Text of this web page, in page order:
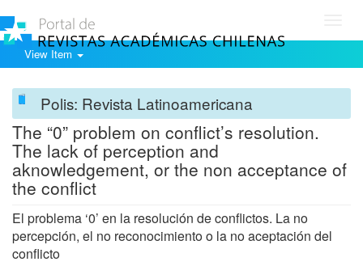
View Item
Polis: Revista Latinoamericana
The “0” problem on conflict’s resolution.
The lack of perception and
aknowledgement, or the non acceptance of
the conflict
El problema ‘0’ en la resolución de conflictos. La no
percepción, el no reconocimiento o la no aceptación del
conflicto